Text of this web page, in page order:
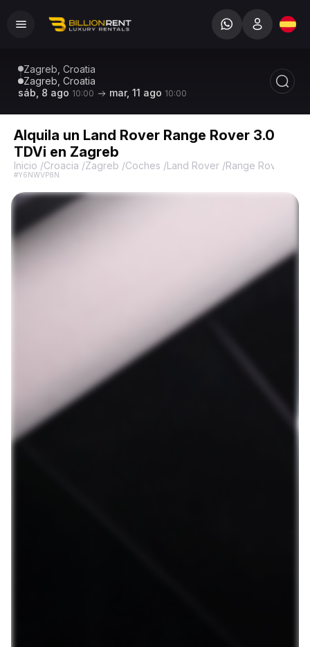
Zagreb, Croatia
Zagreb, Croatia
sáb, 8 ago 10:00 mar, 11 ago 10:00
Alquila un Land Rover Range Rover 3.0
TDVi en Zagreb
Inicio /Croacia /Zagreb /Coches /Land Rover /Range Rover
#Y6NWVP8N